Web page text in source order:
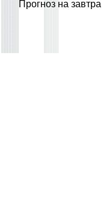
Прогноз на завтра